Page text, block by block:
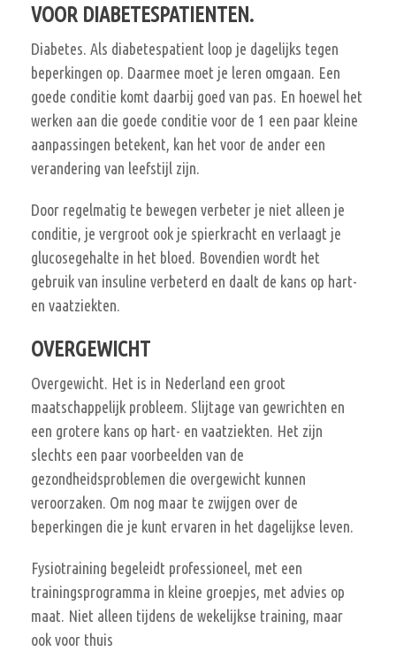
VOOR DIABETESPATIENTEN.
Diabetes. Als diabetespatient loop je dagelijks tegen
beperkingen op. Daarmee moet je leren omgaan. Een
goede conditie komt daarbij goed van pas. En hoewel het
werken aan die goede conditie voor de 1 een paar kleine
aanpassingen betekent, kan het voor de ander een
verandering van leefstijl zijn.
Door regelmatig te bewegen verbeter je niet alleen je
conditie, je vergroot ook je spierkracht en verlaagt je
glucosegehalte in het bloed. Bovendien wordt het
gebruik van insuline verbeterd en daalt de kans op hart-
en vaatziekten.
OVERGEWICHT
Overgewicht. Het is in Nederland een groot
maatschappelijk probleem. Slijtage van gewrichten en
een grotere kans op hart- en vaatziekten. Het zijn
slechts een paar voorbeelden van de
gezondheidsproblemen die overgewicht kunnen
veroorzaken. Om nog maar te zwijgen over de
beperkingen die je kunt ervaren in het dagelijkse leven.
Fysiotraining begeleidt professioneel, met een
trainingsprogramma in kleine groepjes, met advies op
maat. Niet alleen tijdens de wekelijkse training, maar
ook voor thuis